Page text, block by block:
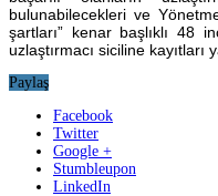
bulunabilecekleri ve
şartları” kenar başlıklı 48
uzlaştırmacı siciline kayıtları
Paylaş
Facebook
Twitter
Google +
Stumbleupon
LinkedIn